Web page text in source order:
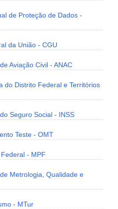
de Proteção de Dados -
da União - CGU
Aviação Civil - ANAC
do Distrito Federal e Territórios
Seguro Social - INSS
Teste - OMT
- MPF
Metrologia, Qualidade e
- MTur